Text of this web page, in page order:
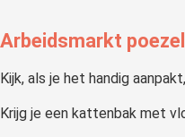
Arbeidsmarkt
Kijk, als je het handig
Krijg je een kattenbak met